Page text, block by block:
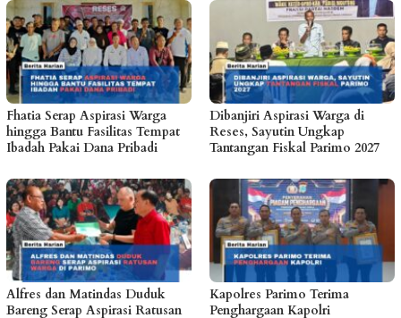
Fhatia Serap Aspirasi Warga
hingga Bantu Fasilitas Tempat
Ibadah Pakai Dana Pribadi
Dibanjiri Aspirasi Warga di
Reses, Sayutin Ungkap
Tantangan Fiskal Parimo 2027
Alfres dan Matindas Duduk
Bareng Serap Aspirasi Ratusan
Kapolres Parimo Terima
Penghargaan Kapolri